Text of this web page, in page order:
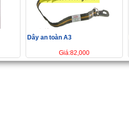
Dây an toàn A3
Giá:82,000